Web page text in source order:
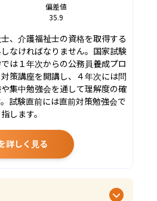
偏差値
35.9
、介護福祉士の資格を取得する
なければなりません。国家試験
は１年次からの公務員養成プロ
策講座を開講し、４年次には問
集中勉強会を通して理解度の確
試験直前には直前対策勉強会で
します。
詳しく見る